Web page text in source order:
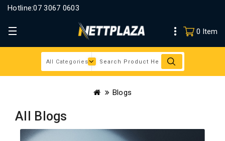
Hotline:07 3067 0603
0 Item
Blogs
All Blogs